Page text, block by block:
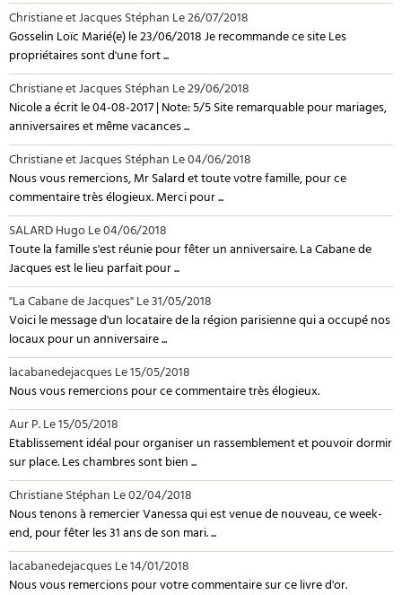
Christiane et Jacques StéphanLe 26/07/2018
Gosselin Loïc Marié(e) le 23/06/2018 Je recommande ce site Les
propriétaires sont d'une fort ...
Christiane et Jacques StéphanLe 29/06/2018
Nicole a écrit le 04-08-2017 | Note: 5/5 Site remarquable pour mariages,
anniversaires et même vacances ...
Christiane et Jacques StéphanLe 04/06/2018
Nous vous remercions, Mr Salard et toute votre famille, pour ce
commentaire très élogieux. Merci pour ...
SALARD HugoLe 04/06/2018
Toute la famille s'est réunie pour fêter un anniversaire. La Cabane de
Jacques est le lieu parfait pour ...
"La Cabane de Jacques"Le 31/05/2018
Voici le message d'un locataire de la région parisienne qui a occupé nos
locaux pour un anniversaire ...
lacabanedejacquesLe 15/05/2018
Nous vous remercions pour ce commentaire très élogieux.
Aur P.Le 15/05/2018
Etablissement idéal pour organiser un rassemblement et pouvoir dormir
sur place. Les chambres sont bien ...
Christiane StéphanLe 02/04/2018
Nous tenons à remercier Vanessa qui est venue de nouveau, ce week-
end, pour fêter les 31 ans de son mari. ...
lacabanedejacquesLe 14/01/2018
Nous vous remercions pour votre commentaire sur ce livre d'or.